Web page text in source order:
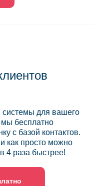
для вашего
мы бесплатно
с базой контактов.
как просто можно
4 раза быстрее!